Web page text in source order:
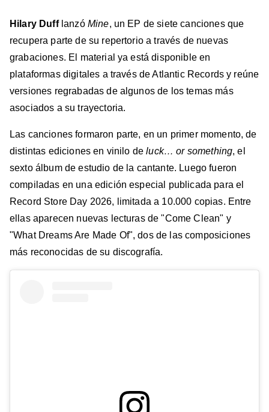
Hilary Dufflanzó Mine, un EP de siete canciones que
recupera parte de su repertorio a través de nuevas
grabaciones. El material ya está disponible en
plataformas digitales a través de Atlantic Records y reúne
versiones regrabadas de algunos de los temas más
asociados a su trayectoria.
Las canciones formaron parte, en un primer momento, de
distintas ediciones en vinilo deluck… or something, el
sexto álbum de estudio de la cantante. Luego fueron
compiladas en una edición especial publicada para el
Record Store Day 2026, limitada a 10.000 copias. Entre
ellas aparecen nuevas lecturas de "Come Clean" y
"What Dreams Are Made Of", dos de las composiciones
más reconocidas de su discografía.